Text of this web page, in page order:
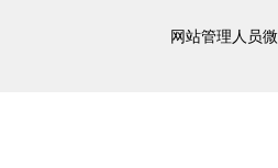
网站管理人员